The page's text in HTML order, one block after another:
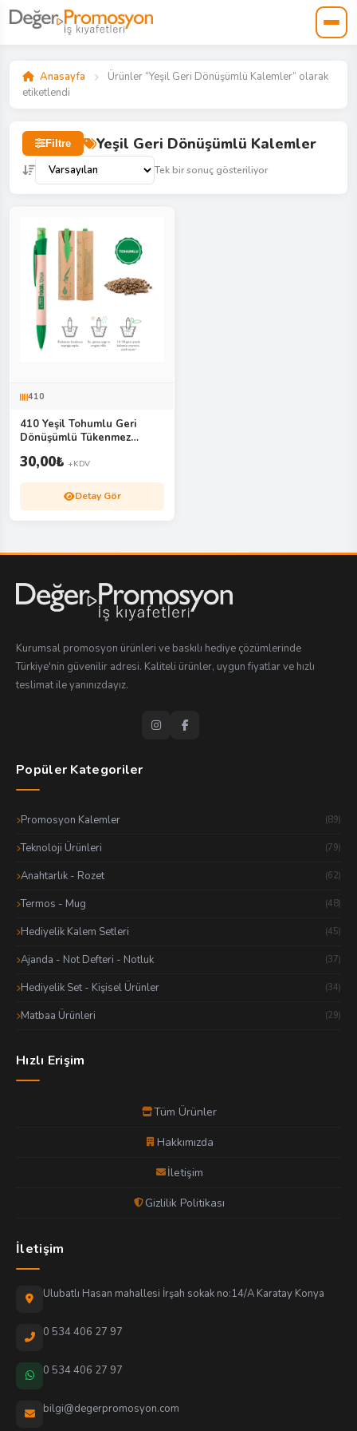
Anasayfa
Ürünler “Yeşil Geri Dönüşümlü Kalemler” olarak
etiketlendi
Filtre Yeşil Geri Dönüşümlü Kalemler
Tek bir sonuç gösteriliyor
410
410 Yeşil Tohumlu Geri
Dönüşümlü Tükenmez
30,00₺ +KDV
Detay Gör
Kurumsal promosyon ürünleri ve baskılı hediye çözümlerinde
Türkiye'nin güvenilir adresi. Kaliteli ürünler, uygun fiyatlar ve hızlı
teslimat ile yanınızdayız.
Popüler Kategoriler
Promosyon Kalemler (89)
Teknoloji Ürünleri (79)
Anahtarlık - Rozet (62)
Termos - Mug (48)
Hediyelik Kalem Setleri (45)
Ajanda - Not Defteri - Notluk (37)
Hediyelik Set - Kişisel Ürünler (34)
Matbaa Ürünleri (29)
Hızlı Erişim
Tüm Ürünler
Hakkımızda
İletişim
Gizlilik Politikası
İletişim
Ulubatlı Hasan mahallesi İrşah sokak no:14/A Karatay Konya
0 534 406 27 97
0 534 406 27 97
bilgi@degerpromosyon.com